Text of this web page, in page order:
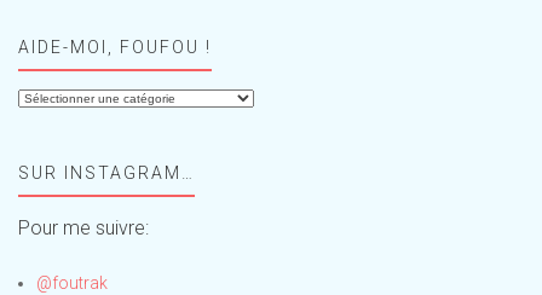
AIDE-MOI, FOUFOU !
Aide-
!SUR INSTAGRAM…
Pour me suivre:
@foutrak